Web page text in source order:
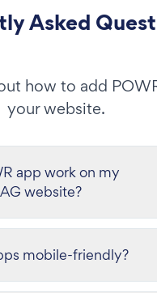
Asked
how to add
your website.
app work on my
website?
mobile-friendly?